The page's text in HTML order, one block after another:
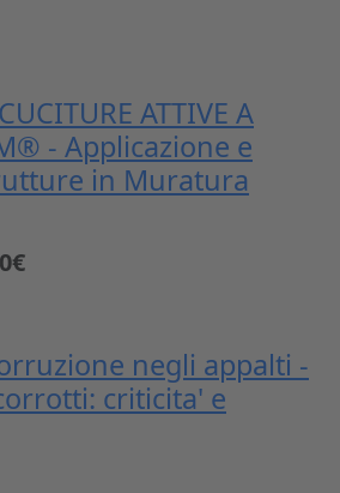
ATTIVE A
- Applicazione e
in Muratura
negli appalti -
criticita' e